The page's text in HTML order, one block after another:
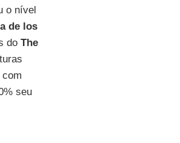
o nível
de los
do The
seu